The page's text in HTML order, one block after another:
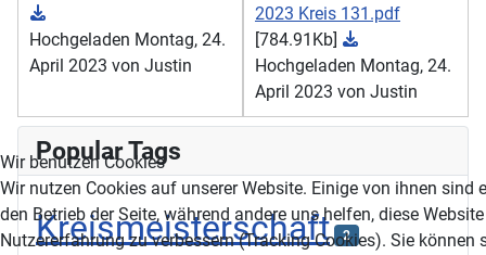
Hochgeladen Montag, 24.
April 2023 von Justin
2023 Kreis 131.pdf
[784.91Kb]
Hochgeladen Montag, 24.
April 2023 von Justin
Popular Tags
Kreismeisterschaft 2
Wir benutzen Cookies
Wir nutzen Cookies auf unserer Website. Einige von ihnen sind
den Betrieb der Seite, während andere uns helfen, diese
Nutzererfahrung zu verbessern (Tracking Cookies). Sie können